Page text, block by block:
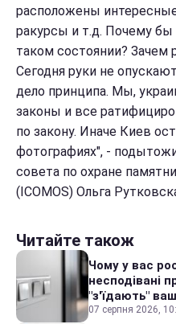
расположены
ракурсы и т.д. Почему бы
таком состоянии?
Сегодня руки не
дело принципа. Мы,
законы и все
по закону. Иначе Киев
фотографиях", -
совета по охране
(ICOMOS) Ольга
Читайте також
Чому у вас
несподівані
"з'їдають"
07 серпня 2026,